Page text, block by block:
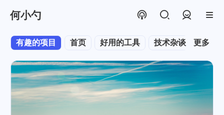
何小勺
首页 好用的工具
有趣的项目 技术杂谈 更多